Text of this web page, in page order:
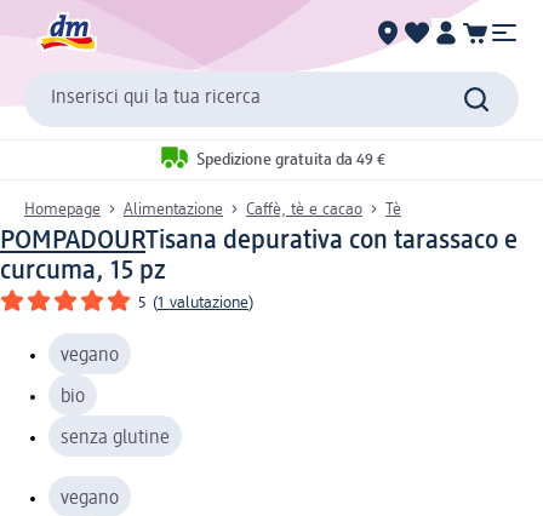
Inserisci qui la tua ricerca
Spedizione gratuita da 49 €
Homepage Alimentazione Caffè, tè e cacao Tè
POMPADOURTisana depurativa con tarassaco e
curcuma, 15 pz
5 (1 valutazione)
vegano
bio
senza glutine
vegano